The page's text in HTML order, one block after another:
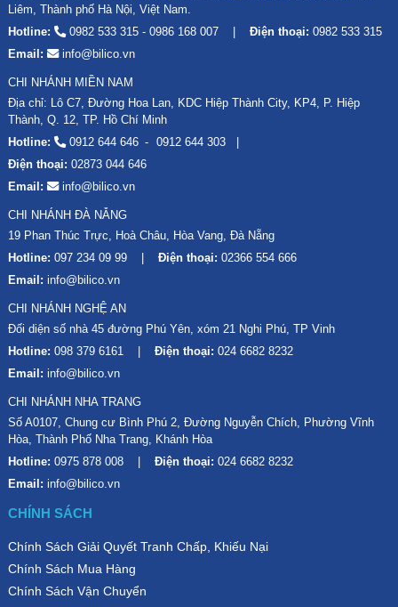
Liêm, Thành phố Hà Nội, Việt Nam.
Hotline:
0982 533 315 - 0986 168 007 Điện thoại: 0982 533 315
Email:
info@bilico.vn
CHI NHÁNH MIỀN NAM
Địa chỉ: Lô C7, Đường Hoa Lan, KDC Hiệp Thành City, KP4, P. Hiệp
Thành, Q. 12, TP. Hồ Chí Minh
Hotline:
0912 644 646
0912 644 303
Điện thoại: 02873 044 646
Email:
info@bilico.vn
CHI NHÁNH ĐÀ NẴNG
19 Phan Thúc Trực, Hoà Châu, Hòa Vang, Đà Nẵng
Hotline: 097 234 09 99 Điện thoại: 02366 554 666
Email: info@bilico.vn
CHI NHÁNH NGHỆ AN
Đối diện số nhà 45 đường Phú Yên, xóm 21 Nghi Phú, TP Vinh
Hotline: 098 379 6161 Điện thoại: 024 6682 8232
Email: info@bilico.vn
CHI NHÁNH NHA TRANG
Số A0107, Chung cư Bình Phú 2, Đường Nguyễn Chích, Phường Vĩnh
Hòa, Thành Phố Nha Trang, Khánh Hòa
Hotline: 0975 878 008 Điện thoại: 024 6682 8232
Email: info@bilico.vn
CHÍNH SÁCH
Chính Sách Giải Quyết Tranh Chấp, Khiếu Nại
Chính Sách Mua Hàng
Chính Sách Vận Chuyển